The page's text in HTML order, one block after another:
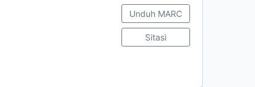
Unduh MARC
Sitasi